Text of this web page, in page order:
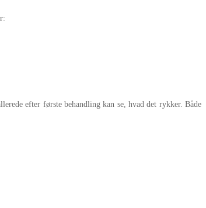
efter første behandling kan se, hvad det rykker. Både